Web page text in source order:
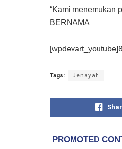
“Kami menemukan
BERNAMA
Tags: Jenayah